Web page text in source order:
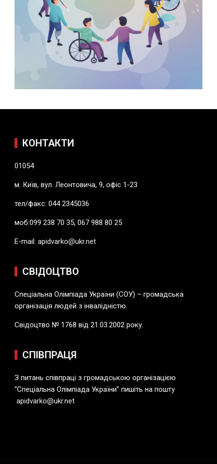
КОНТАКТИ
01054
м. Київ, вул. Леонтовича, 9, офіс 1-23
тел/факс: 044 2345036
моб:099 238 70 35, 067 988 80 25
E-mail: apidvarko@ukr.net
СВІДОЦТВО
Спеціальна Олімпіада України (СОУ) – громадська
організація людей з інвалідністю.
Свідоцтво № 1768 від 21.03.2002 року.
СПІВПРАЦЯ
З питань співпраці з громадською організацією
“Спеціальна Олімпіада України” пишіть на пошту
apidvarko@ukr.net